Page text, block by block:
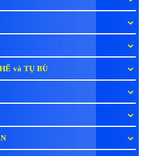
và TỤ BÙ